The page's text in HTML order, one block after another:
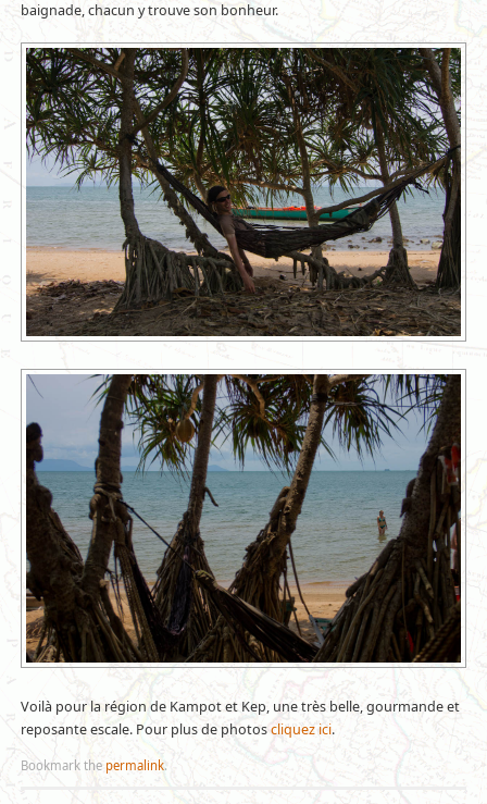
baignade, chacun y trouve son bonheur.
Voilà pour la région de Kampot et Kep, une très belle, gourmande et
reposante escale. Pour plus de photoscliquez ici.
Bookmark the permalink.